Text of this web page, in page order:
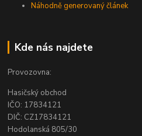
Náhodně generovaný článek
Kde nás najdete
Provozovna:
Hasičský obchod
IČO: 17834121
DIČ: CZ17834121
Hodolanská 805/30